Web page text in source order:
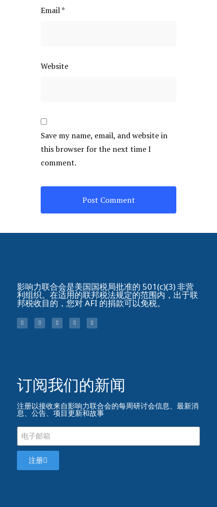
Email*
Website
Save my name, email, and website in
this browser for the next time I
comment.
影响力联合会是美国国税局批准的 501(c)(3) 非营
利组织。在适用的联邦税法规定的范围内，出于联
邦税收目的，您对 AFI 的捐款可以免税。
订阅我们的新闻​
注册以接收来自影响力联合会的每周研讨会信息、最新消
息、公告、项目更新和故事
注册